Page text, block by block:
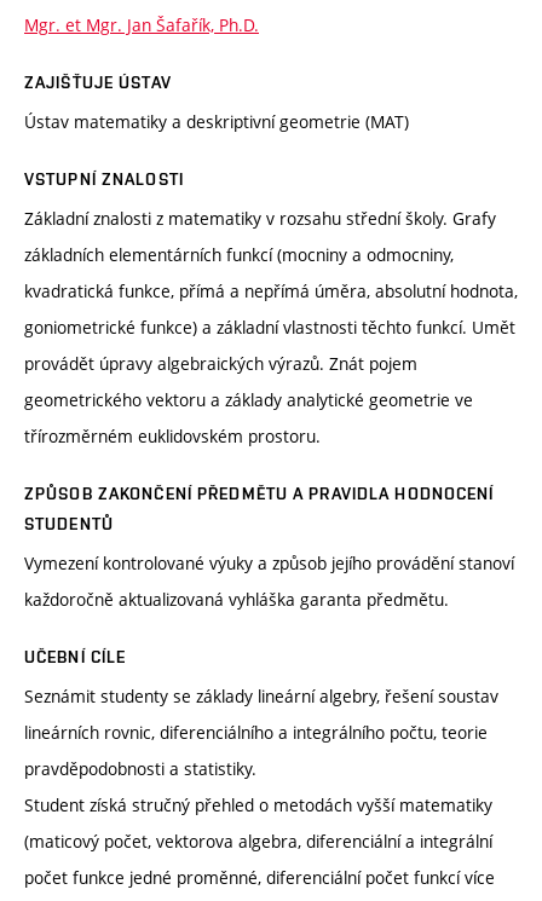
Mgr. et Mgr. Jan Šafařík, Ph.D.
ZAJIŠŤUJE ÚSTAV
Ústav matematiky a deskriptivní geometrie (MAT)
VSTUPNÍ ZNALOSTI
Základní znalosti z matematiky v rozsahu střední školy. Grafy
základních elementárních funkcí (mocniny a odmocniny,
kvadratická funkce, přímá a nepřímá úměra, absolutní hodnota,
goniometrické funkce) a základní vlastnosti těchto funkcí. Umět
provádět úpravy algebraických výrazů. Znát pojem
geometrického vektoru a základy analytické geometrie ve
třírozměrném euklidovském prostoru.
ZPŮSOB ZAKONČENÍ PŘEDMĚTU A PRAVIDLA HODNOCENÍ
STUDENTŮ
Vymezení kontrolované výuky a způsob jejího provádění stanoví
každoročně aktualizovaná vyhláška garanta předmětu.
UČEBNÍ CÍLE
Seznámit studenty se základy lineární algebry, řešení soustav
lineárních rovnic, diferenciálního a integrálního počtu, teorie
pravděpodobnosti a statistiky.
Student získá stručný přehled o metodách vyšší matematiky
(maticový počet, vektorova algebra, diferenciální a integrální
počet funkce jedné proměnné, diferenciální počet funkcí více